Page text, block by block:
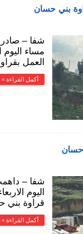
بني حسان
شفا – صادر
مساء
العمل
أكمل القراءة »
حسان
شفا –
اليوم
قراوة
أكمل القراءة »